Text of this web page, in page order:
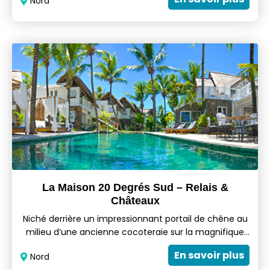
Les services privilégiés à la Boutique Le Cardinal est
célèbre hospitalité de Maurice.
La Maison 20 Degrés Sud – Relais &
Châteaux
Niché derrière un impressionnant portail de chêne au
milieu d’une ancienne cocoteraie sur la magnifique
baie turquoise de Grand Baie,au nord-ouest de l'île
Maurice,l’hôtel 20 Degrés Sud vous accueille dans un
Nord En savoir plus